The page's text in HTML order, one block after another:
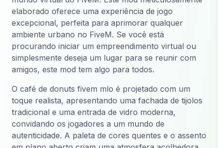
elaborado oferece uma experiência de jogo
excepcional, perfeita para aprimorar qualquer
ambiente urbano no FiveM. Se você está
procurando iniciar um empreendimento virtual ou
simplesmente deseja um lugar para se reunir com
amigos, este mod tem algo para todos.
O café de donuts fivem mlo é projetado com um
toque realista, apresentando uma fachada de tijolos
tradicional e uma entrada de vidro moderna,
convidando os jogadores a um mundo de
autenticidade. A paleta de cores quentes e o assento